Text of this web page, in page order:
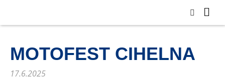
MOTOFEST CIHELNA
17.6.2025